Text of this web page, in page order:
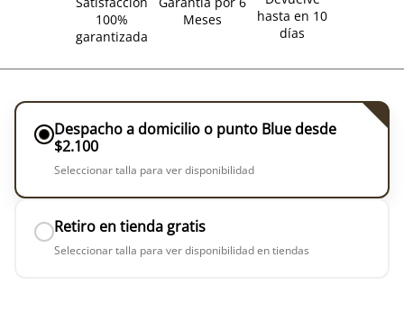
100%
garantizada
Meses
hasta en 10
días
Despacho a domicilio o punto Blue desde
$2.100
Seleccionar talla para ver disponibilidad
Retiro en tienda gratis
Seleccionar talla para ver disponibilidad en tiendas